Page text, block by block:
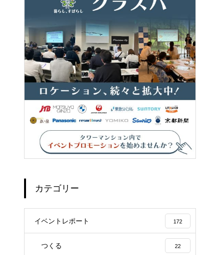
カテゴリー
イベントレポート 172
つくる 22